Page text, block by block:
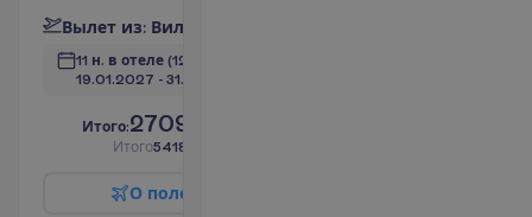
Вылет из: Вил
11 н. в отеле (12 н. всего)
19.01.2027 - 31.01.2027
Итого:2709.00
Итого5418.00
О поле